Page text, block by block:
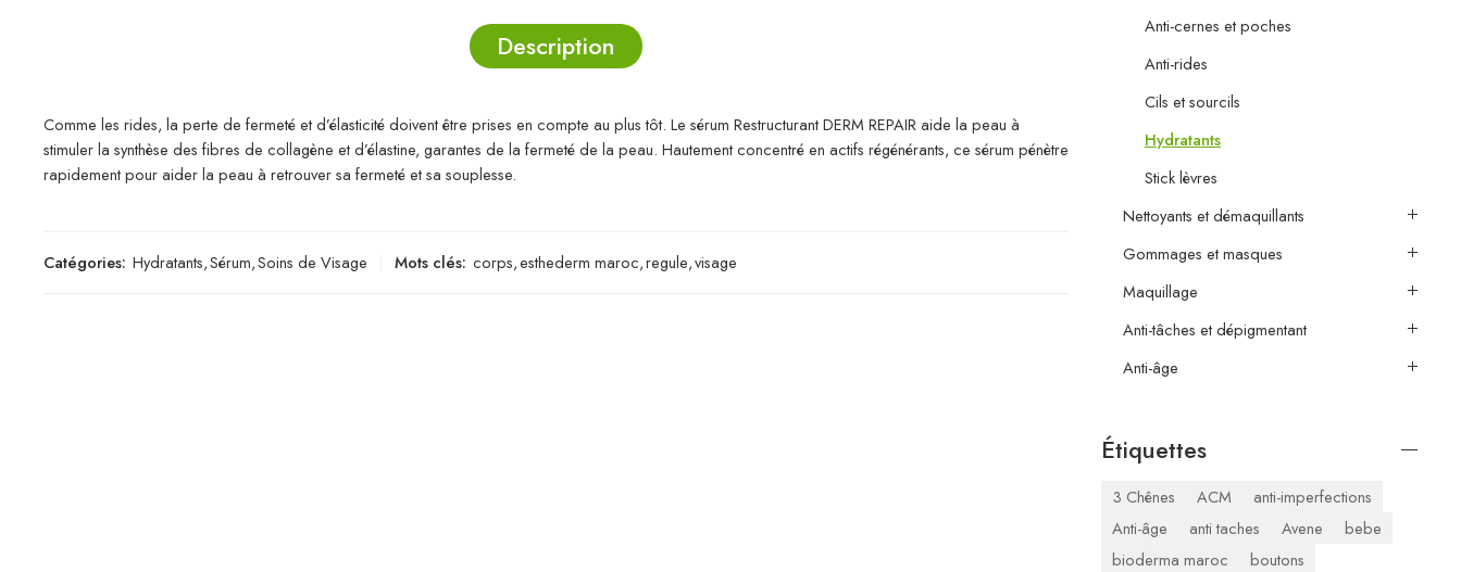
Description
Comme les rides, la perte de fermeté et d’élasticité doivent être prises en compte au plus tôt. Le sérum Restructurant DERM REPAIR aide la peau à
stimuler la synthèse des fibres de collagène et d’élastine, garantes de la fermeté de la peau. Hautement concentré en actifs régénérants, ce sérum pénètre
rapidement pour aider la peau à retrouver sa fermeté et sa souplesse.
Catégories: Hydratants,Sérum,Soins de Visage Mots clés: corps,esthederm maroc,regule,visage
Anti-cernes et poches
Anti-rides
Cils et sourcils
Hydratants
Stick lèvres
Nettoyants et démaquillants
Gommages et masques
Maquillage
Anti-tâches et dépigmentant
Anti-âge
Étiquettes
3 Chênes ACM
anti-imperfections
Anti-âge
anti taches Avene
bebe
bioderma maroc
boutons